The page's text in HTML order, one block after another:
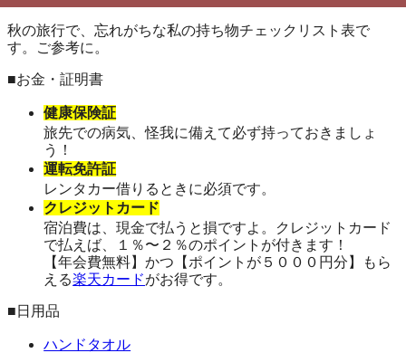
秋の旅行で、忘れがちな私の持ち物チェックリスト表で
す。ご参考に。
■お金・証明書
健康保険証
旅先での病気、怪我に備えて必ず持っておきましょ
う！
運転免許証
レンタカー借りるときに必須です。
クレジットカード
宿泊費は、現金で払うと損ですよ。クレジットカード
で払えば、１％〜２％のポイントが付きます！
【年会費無料】かつ【ポイントが５０００円分】もら
える楽天カードがお得です。
■日用品
ハンドタオル